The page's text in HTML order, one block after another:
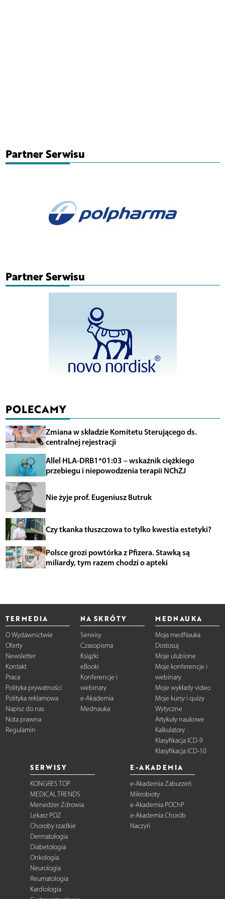
Partner Serwisu
Partner Serwisu
POLECAMY
Zmiana w składzie Komitetu Sterującego ds.
centralnej rejestracji
Allel HLA-DRB1*01:03 – wskaźnik ciężkiego
przebiegu i niepowodzenia terapii NChZJ
Nie żyje prof. Eugeniusz Butruk
Czy tkanka tłuszczowa to tylko kwestia estetyki?
Polsce grozi powtórka z Pfizera. Stawką są
miliardy, tym razem chodzi o apteki
TERMEDIA
O Wydawnictwie
Oferty
Newsletter
Kontakt
Praca
Polityka prywatności
Polityka reklamowa
Napisz do nas
Nota prawna
Regulamin
NA SKRÓTY
Serwisy
Czasopisma
Książki
eBooki
Konferencje i
webinary
e-Akademia
Mednauka
MEDNAUKA
Moja medNauka
Dostosuj
Moje ulubione
Moje konferencje i
webinary
Moje wykłady video
Moje kursy i quizy
Wytyczne
Artykuły naukowe
Kalkulatory
Klasyfikacja ICD-9
Klasyfikacja ICD-10
SERWISY
KONGRES TOP
MEDICAL TRENDS
Menedżer Zdrowia
Lekarz POZ
Choroby rzadkie
Dermatologia
Diabetologia
Onkologia
Neurologia
Reumatologia
Kardiologia
E-AKADEMIA
e-Akademia Zaburzeń
Mikrobioty
e-Akademia POChP
e-Akademia Chorób
Naczyń